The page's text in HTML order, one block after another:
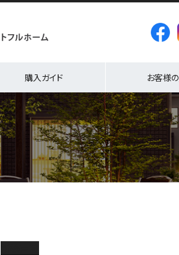
購入ガイド お客様